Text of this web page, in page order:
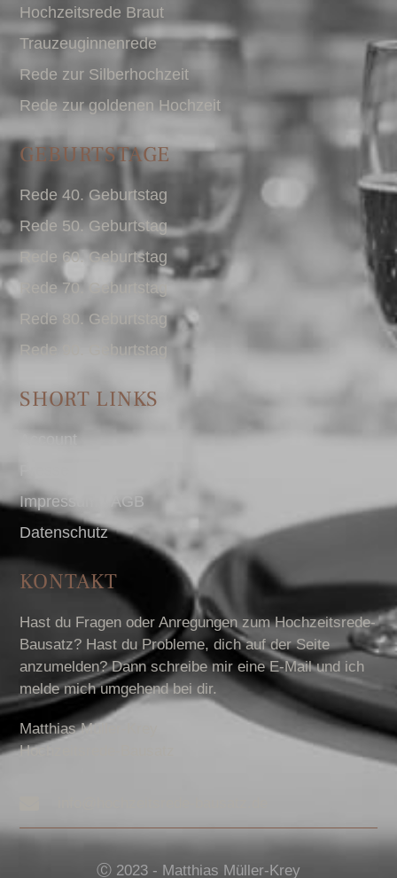
Hochzeitsrede Braut
Trauzeuginnenrede
Rede zur Silberhochzeit
Rede zur goldenen Hochzeit
GEBURTSTAGE
Rede 40. Geburtstag
Rede 50. Geburtstag
Rede 60. Geburtstag
Rede 70. Geburtstag
Rede 80. Geburtstag
Rede 90. Geburtstag
SHORT LINKS
Account
Impressum I AGB
Datenschutz
KONTAKT
Hast du Fragen oder Anregungen zum Hochzeitsrede-
Bausatz? Hast du Probleme, dich auf der Seite
anzumelden? Dann schreibe mir eine E-Mail und ich
melde mich umgehend bei dir.
Matthias Müller-Krey
Hochzeitsrede-Bausatz
Ⓒ 2023 - Matthias Müller-Krey